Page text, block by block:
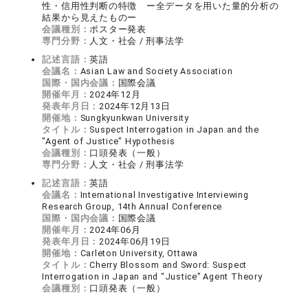
性・信用性判断の特徴 ー全データを用いた量的分析の
結果から見えたものー
会議種別：ポスター発表
専門分野： 人文・社会 / 刑事法学
記述言語：英語
会議名： Asian Law and Society Association
国際・国内会議： 国際会議
開催年月：2024年12月
発表年月日：2024年12月13日
開催地： Sungkyunkwan University
タイトル： Suspect Interrogation in Japan and the
"Agent of Justice" Hypothesis
会議種別： 口頭発表（一般）
専門分野： 人文・社会 / 刑事法学
記述言語：英語
会議名： International Investigative Interviewing
Research Group, 14th Annual Conference
国際・国内会議： 国際会議
開催年月：2024年06月
発表年月日：2024年06月19日
開催地： Carleton University, Ottawa
タイトル：Cherry Blossom and Sword: Suspect
Interrogation in Japan and “Justice” Agent Theory
会議種別： 口頭発表（一般）